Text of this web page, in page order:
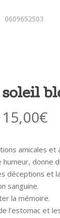
0609652503
15,00€
à
amicales et
humeur, donne
déceptions et
sanguine.
la mémoire.
l’estomac et